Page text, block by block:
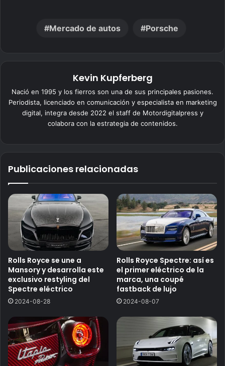
Mercado de autos Porsche
Kevin Kupferberg
Nació en 1995 y los fierros son una de sus principales pasiones.
Periodista, licenciado en comunicación y especialista en marketing
digital, integra desde 2022 el staff de Motordigitalpress y
colabora con la estrategia de contenidos.
Publicaciones relacionadas
Rolls Royce se une a
Mansory y desarrolla este
exclusivo restyling del
Spectre eléctrico
2024-08-28
Rolls Royce Spectre: así es
el primer eléctrico de la
marca, una coupé
fastback de lujo
2024-08-07